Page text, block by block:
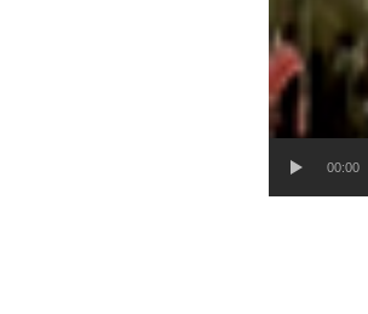
00:00